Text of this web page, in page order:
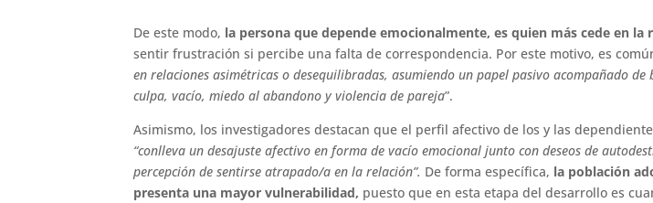
De este modo, la persona que depende emocionalmente, es quien más cede en la
sentir frustración si percibe una falta de correspondencia. Por este motivo, es
en relaciones asimétricas o desequilibradas, asumiendo un papel pasivo acompañado de
culpa, vacío, miedo al abandono y violencia de pareja”.
Asimismo, los investigadores destacan que el perfil afectivo de los y las
“conlleva un desajuste afectivo en forma de vacío emocional junto con deseos de
percepción de sentirse atrapado/a en la relación”. De forma específica, la población
presenta una mayor vulnerabilidad, puesto que en esta etapa del desarrollo es